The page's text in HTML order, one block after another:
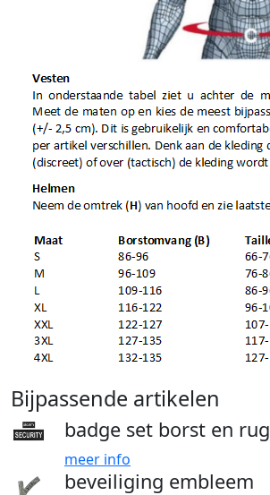
Bijpassende artikelen
badge set borst en rug
meer info
beveiliging embleem